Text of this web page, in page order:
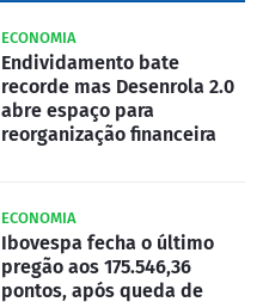
ECONOMIA
Endividamento bate
recorde mas Desenrola 2.0
abre espaço para
reorganização financeira
ECONOMIA
Ibovespa fecha o último
pregão aos 175.546,36
pontos, após queda de